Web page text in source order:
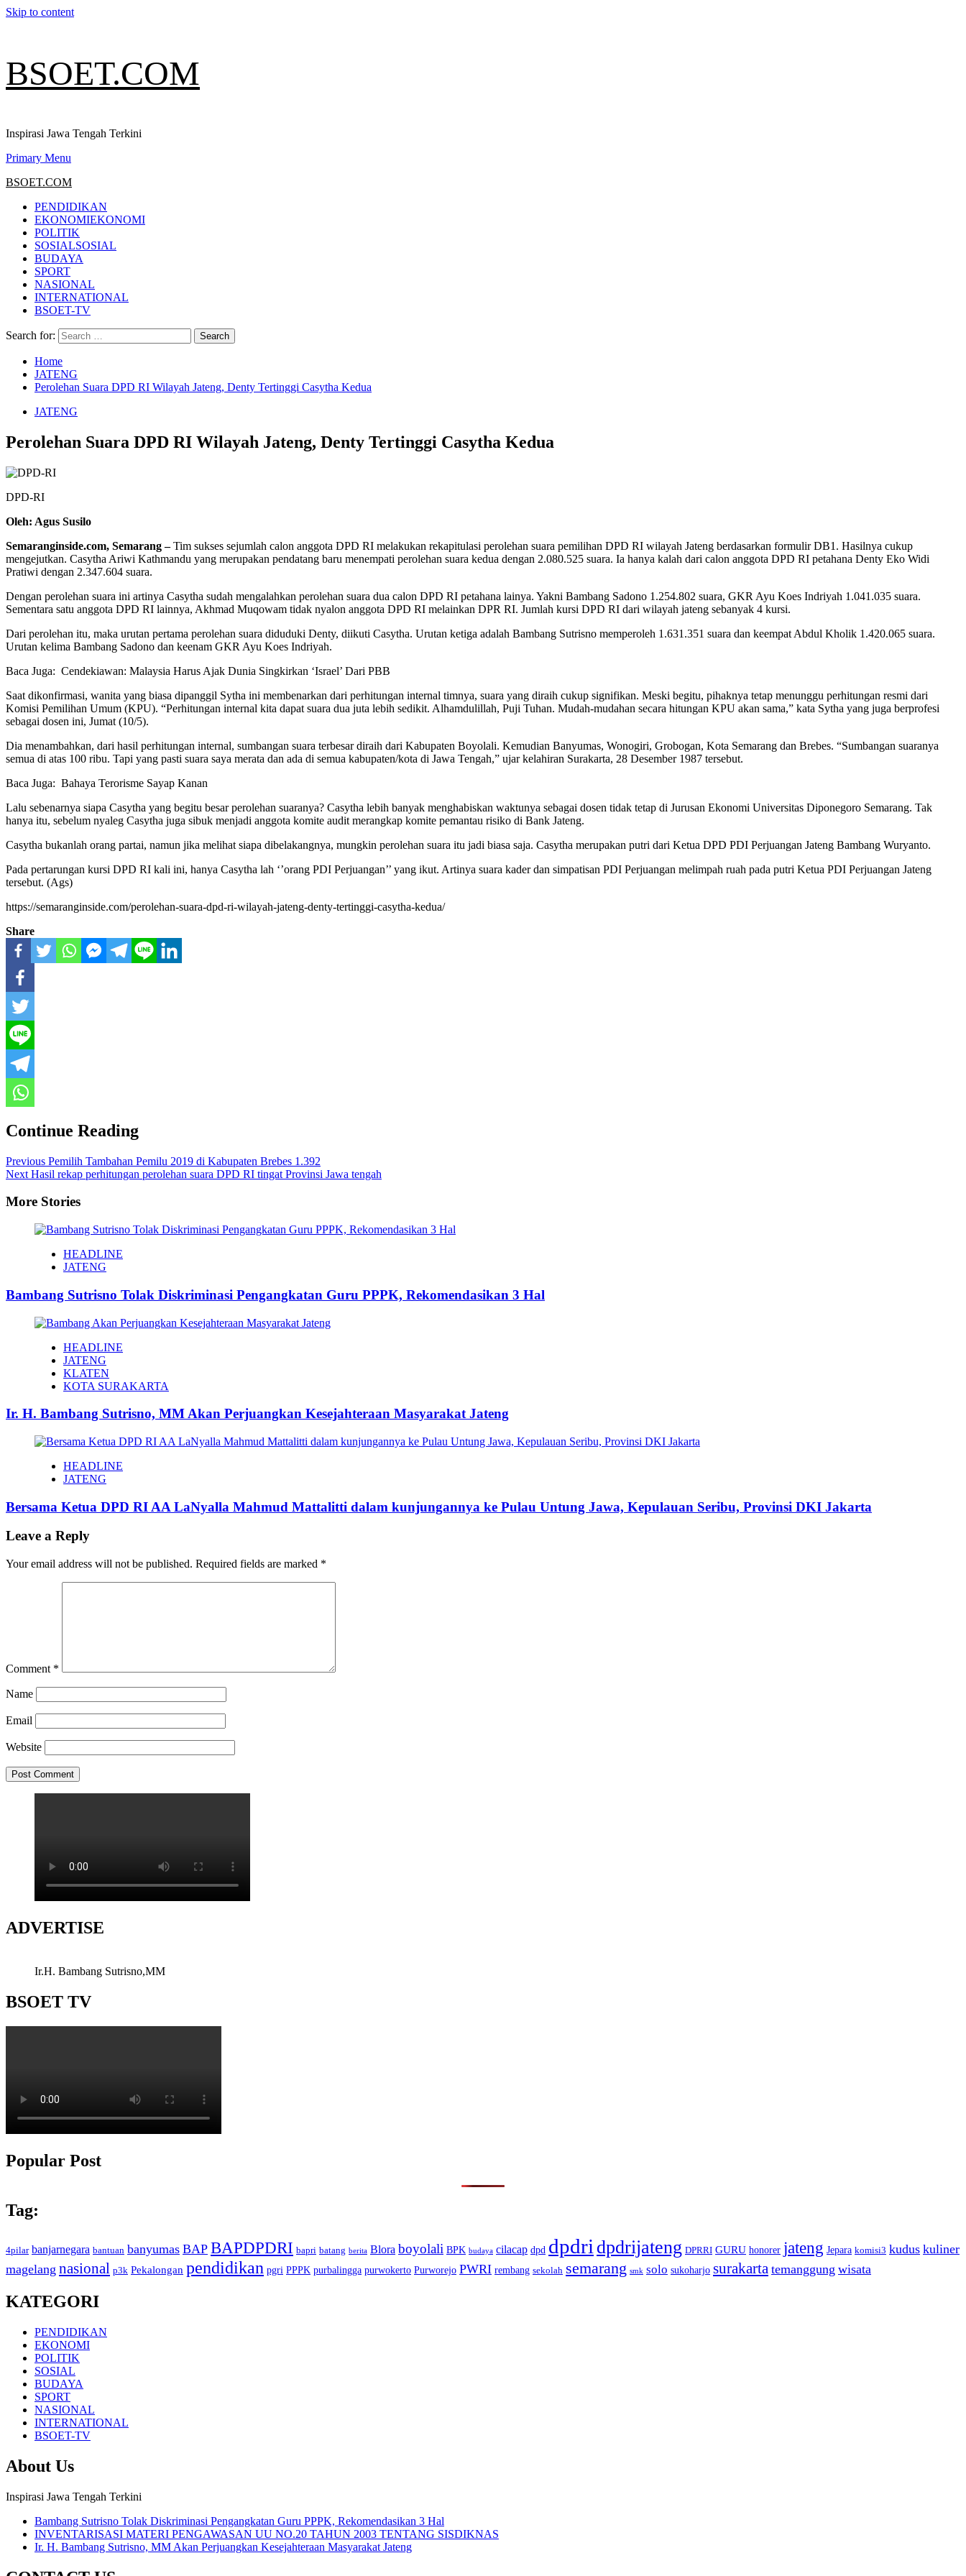
Skip to content
BSOET.COM
Inspirasi Jawa Tengah Terkini
Primary Menu
BSOET.COM
PENDIDIKAN
EKONOMIEKONOMI
POLITIK
SOSIALSOSIAL
BUDAYA
SPORT
NASIONAL
INTERNATIONAL
BSOET-TV
Search for:
Home
JATENG
Perolehan Suara DPD RI Wilayah Jateng, Denty Tertinggi Casytha Kedua
JATENG
Perolehan Suara DPD RI Wilayah Jateng, Denty Tertinggi Casytha Kedua
DPD-RI
Oleh: Agus Susilo
Semaranginside.com, Semarang –Tim sukses sejumlah calon anggota DPD RI melakukan rekapitulasi perolehan suara pemilihan DPD RI wilayah Jateng berdasarkan formulir DB1. Hasilnya cukup
mengejutkan. Casytha Ariwi Kathmandu yang merupakan pendatang baru menempati perolehan suara kedua dengan 2.080.525 suara. Ia hanya kalah dari calon anggota DPD RI petahana Denty Eko Widi
Pratiwi dengan 2.347.604 suara.
Dengan perolehan suara ini artinya Casytha sudah mengalahkan perolehan suara dua calon DPD RI petahana lainya. Yakni Bambang Sadono 1.254.802 suara, GKR Ayu Koes Indriyah 1.041.035 suara.
Sementara satu anggota DPD RI lainnya, Akhmad Muqowam tidak nyalon anggota DPD RI melainkan DPR RI. Jumlah kursi DPD RI dari wilayah jateng sebanyak 4 kursi.
Dari perolehan itu, maka urutan pertama perolehan suara diduduki Denty, diikuti Casytha. Urutan ketiga adalah Bambang Sutrisno memperoleh 1.631.351 suara dan keempat Abdul Kholik 1.420.065 suara.
Urutan kelima Bambang Sadono dan keenam GKR Ayu Koes Indriyah.
Baca Juga: Cendekiawan: Malaysia Harus Ajak Dunia Singkirkan ‘Israel’ Dari PBB
Saat dikonfirmasi, wanita yang biasa dipanggil Sytha ini membenarkan dari perhitungan internal timnya, suara yang diraih cukup signifikan. Meski begitu, pihaknya tetap menunggu perhitungan resmi dari
Komisi Pemilihan Umum (KPU). “Perhitungan internal kita dapat suara dua juta lebih sedikit. Alhamdulillah, Puji Tuhan. Mudah-mudahan secara hitungan KPU akan sama,” kata Sytha yang juga berprofesi
sebagai dosen ini, Jumat (10/5).
Dia menambahkan, dari hasil perhitungan internal, sumbangan suara terbesar diraih dari Kabupaten Boyolali. Kemudian Banyumas, Wonogiri, Grobogan, Kota Semarang dan Brebes. “Sumbangan suaranya
semua di atas 100 ribu. Tapi yang pasti suara saya merata dan ada di semua kabupaten/kota di Jawa Tengah,” ujar kelahiran Surakarta, 28 Desember 1987 tersebut.
Baca Juga: Bahaya Terorisme Sayap Kanan
Lalu sebenarnya siapa Casytha yang begitu besar perolehan suaranya? Casytha lebih banyak menghabiskan waktunya sebagai dosen tidak tetap di Jurusan Ekonomi Universitas Diponegoro Semarang. Tak
hanya itu, sebelum nyaleg Casytha juga sibuk menjadi anggota komite audit merangkap komite pemantau risiko di Bank Jateng.
Casytha bukanlah orang partai, namun jika melihat siapa dibelakangnya, mungkin perolehan suara itu jadi biasa saja. Casytha merupakan putri dari Ketua DPD PDI Perjuangan Jateng Bambang Wuryanto.
Pada pertarungan kursi DPD RI kali ini, hanya Casytha lah ‘’orang PDI Perjuangan’’ yang ikut. Artinya suara kader dan simpatisan PDI Perjuangan melimpah ruah pada putri Ketua PDI Perjuangan Jateng
tersebut. (Ags)
https://semaranginside.com/perolehan-suara-dpd-ri-wilayah-jateng-denty-tertinggi-casytha-kedua/
Share
Continue Reading
Previous Pemilih Tambahan Pemilu 2019 di Kabupaten Brebes 1.392
Next Hasil rekap perhitungan perolehan suara DPD RI tingat Provinsi Jawa tengah
More Stories
HEADLINE
JATENG
Bambang Sutrisno Tolak Diskriminasi Pengangkatan Guru PPPK, Rekomendasikan 3 Hal
HEADLINE
JATENG
KLATEN
KOTA SURAKARTA
Ir. H. Bambang Sutrisno, MM Akan Perjuangkan Kesejahteraan Masyarakat Jateng
HEADLINE
JATENG
Bersama Ketua DPD RI AA LaNyalla Mahmud Mattalitti dalam kunjungannya ke Pulau Untung Jawa, Kepulauan Seribu, Provinsi DKI Jakarta
Leave a Reply
Your email address will not be published. Required fields are marked *
Comment *
Name
Email
Website
ADVERTISE
Ir.H. Bambang Sutrisno,MM
BSOET TV
Popular Post
Tag:
4pilar banjarnegara bantuan banyumas BAP BAPDPDRI bapri batang berita Blora boyolali BPK budaya cilacap dpd dpdri dpdrijateng DPRRI GURU honorer jateng Jepara komisi3 kudus kuliner
magelang nasional p3k Pekalongan pendidikan pgri PPPK purbalingga purwokerto Purworejo PWRI rembang sekolah semarang smk solo sukoharjo surakarta temanggung wisata
KATEGORI
PENDIDIKAN
EKONOMI
POLITIK
SOSIAL
BUDAYA
SPORT
NASIONAL
INTERNATIONAL
BSOET-TV
About Us
Inspirasi Jawa Tengah Terkini
Bambang Sutrisno Tolak Diskriminasi Pengangkatan Guru PPPK, Rekomendasikan 3 Hal
INVENTARISASI MATERI PENGAWASAN UU NO.20 TAHUN 2003 TENTANG SISDIKNAS
Ir. H. Bambang Sutrisno, MM Akan Perjuangkan Kesejahteraan Masyarakat Jateng